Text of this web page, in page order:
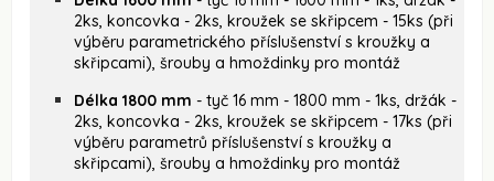
2ks, koncovka - 2ks, kroužek se skřipcem - 15ks (při
výběru parametrického příslušenství s kroužky a
skřipcami), šrouby a hmoždinky pro montáž
Délka 1800 mm - tyč 16 mm - 1800 mm - 1ks, držák -
2ks, koncovka - 2ks, kroužek se skřipcem - 17ks (při
výběru parametrů příslušenství s kroužky a
skřipcami), šrouby a hmoždinky pro montáž